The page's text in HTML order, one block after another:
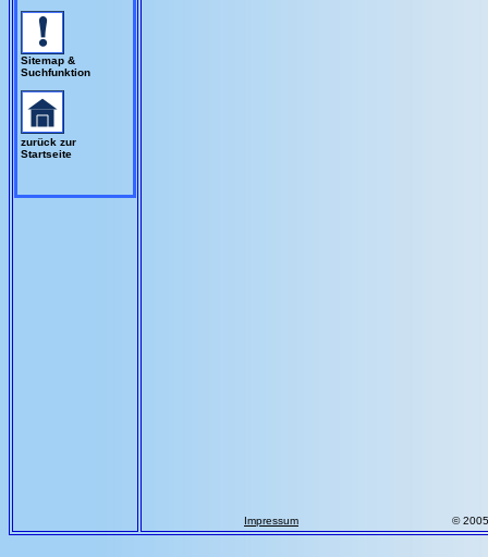
Sitemap &
Suchfunktion
zurück zur
Startseite
Impressum ©